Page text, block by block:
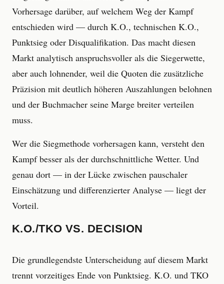
Vorhersage darüber, auf welchem Weg der Kampf
entschieden wird — durch K.O., technischen K.O.,
Punktsieg oder Disqualifikation. Das macht diesen
Markt analytisch anspruchsvoller als die Siegerwette,
aber auch lohnender, weil die Quoten die zusätzliche
Präzision mit deutlich höheren Auszahlungen belohnen
und der Buchmacher seine Marge breiter verteilen
muss.
Wer die Siegmethode vorhersagen kann, versteht den
Kampf besser als der durchschnittliche Wetter. Und
genau dort — in der Lücke zwischen pauschaler
Einschätzung und differenzierter Analyse — liegt der
Vorteil.
K.O./TKO VS. DECISION
Die grundlegendste Unterscheidung auf diesem Markt
trennt vorzeitiges Ende von Punktsieg. K.O. und TKO